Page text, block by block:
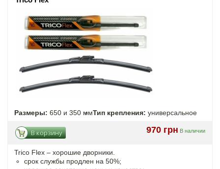
Размеры: 650 и 350 ммТип крепления: универсальное
970 грн В наличии
В корзину
Trico Flex – хорошие дворники.
срок службы продлен на 50%;